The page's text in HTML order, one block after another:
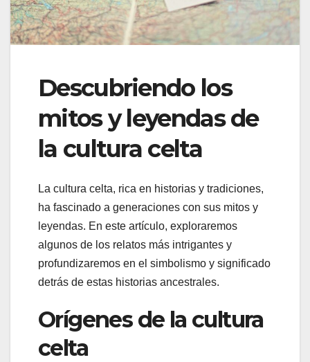
Descubriendo los
mitos y leyendas de
la cultura celta
La cultura celta, rica en historias y tradiciones,
ha fascinado a generaciones con sus mitos y
leyendas. En este artículo, exploraremos
algunos de los relatos más intrigantes y
profundizaremos en el simbolismo y significado
detrás de estas historias ancestrales.
Orígenes de la cultura
celta